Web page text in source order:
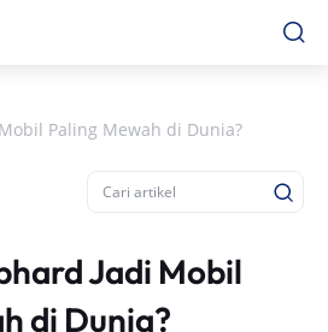
Paling Mewah di Dunia?
Jadi Mobil
di Dunia?